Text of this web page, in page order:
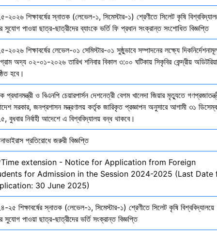
২০২৬ শিক্ষাবর্ষের স্নাতক (লেভেল-১, সিমেস্টার-১) শ্রেণীতে সিলেট কৃষি
সুযোগ পাওয়া ছাত্র-ছাত্রীদের ব্যাংকে ভর্তি ফি প্রধান সংক্রান্ত সংশোধিত বিজ্ঞপ্তি
২০২৬ শিক্ষাবর্ষের লেভেল-০১ সেমিস্টার-০১ সুষ্ঠুভাবে সম্পাদনের লক্ষ্যে
অদ্য ০২-০১-২০২৬ তারিখ শনিবার বিকাল ৩:০০ ঘটিকায় সিকৃবির কেন্দ্রীয়
হবে।
প্রধানমন্ত্রী ও বিএনপি চেয়ারপার্সন দেশনেত্রী বেগম খালেদা জিয়ার মৃত্যুতে
সরকার, জনপ্রশাসন মন্ত্রণালয় কর্তৃক জারিকৃত প্রজ্ঞাপন অনুসারে আগামী ৩১
বুধবার নির্বাহী আদেশে এ বিশ্ববিদ্যালয় বন্ধ থাকবে।
প্রতিরোধে জরুরী বিজ্ঞপ্তি
extension - Notice for Application from Foreign
for Admission in the Session 2024-2025 (Last Date
30 June 2025)
২৫ শিক্ষাবর্ষের স্নাতক (লেভেল-১, সিমেস্টার-১) শ্রেণীতে সিলেট কৃষি বিশ্ববিদ্যালয়ে
সুযোগ পাওয়া ছাত্র-ছাত্রীদের ভর্তি সংক্রান্ত বিজ্ঞপ্তি